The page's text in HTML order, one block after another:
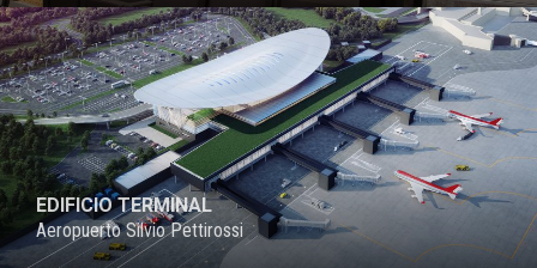
EDIFICIO TERMINAL
Aeropuerto Silvio Pettirossi
PROYECTO